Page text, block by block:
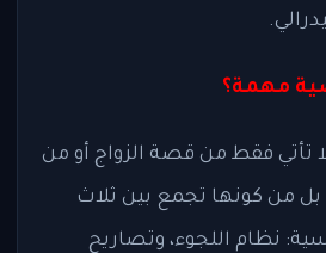
مهمة؟
تأتي فقط من قصة الزواج أو من
من كونها تجمع بين ثلاث
نظام اللجوء، وتصاريح